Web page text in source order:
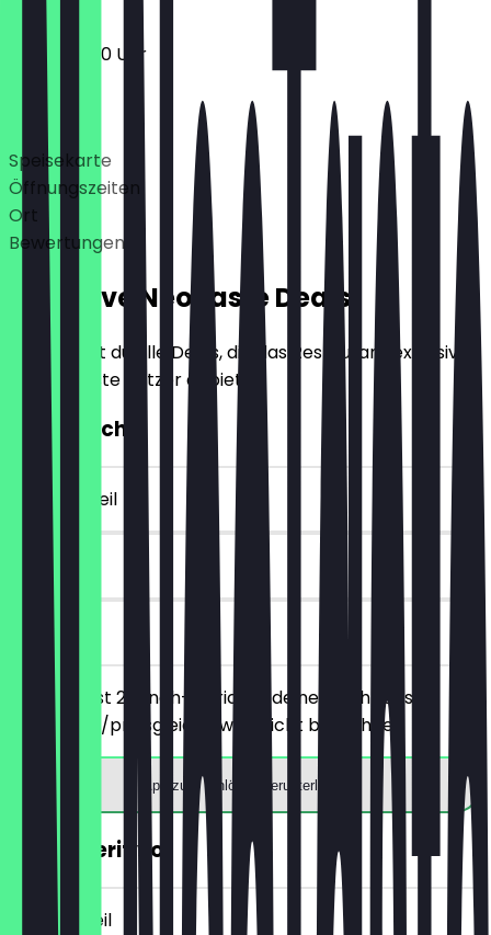
12:30 - 23:00 Uhr
Deals
Speisekarte
Öffnungszeiten
Ort
Bewertungen
Exklusive NeoTaste Deals
Hier findest du alle Deals, die das Restaurant exklusiv
für NeoTaste Nutzer anbietet.
2für1 Lunch
~€ 15 Vorteil
30 Tage
vor Ort
Du bestellst 2 Lunch-Gerichte deiner Wahl, das
günstigere/preisgleiche wird nicht berechnet.
App zum Einlösen herunterladen
2für1 Aperitivo
~€ 7 Vorteil